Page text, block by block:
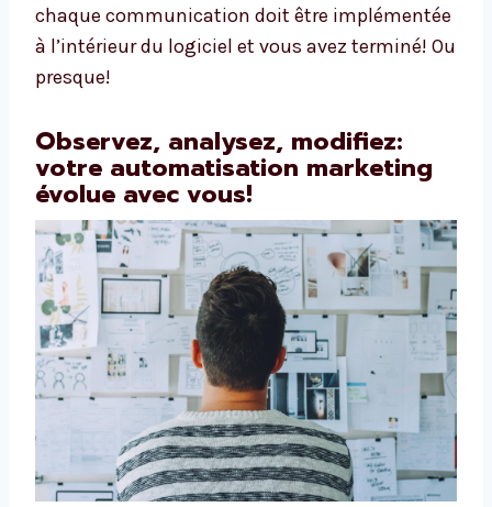
chaque communication doit être implémentée
à l’intérieur du logiciel et vous avez terminé! Ou
presque!
Observez, analysez, modifiez:
votre automatisation marketing
évolue avec vous!